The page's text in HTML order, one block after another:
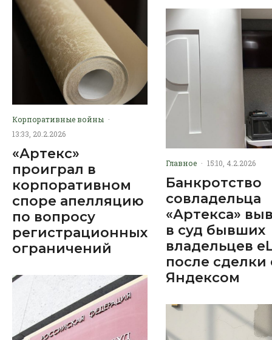
Корпоративные войны ·
13:33, 20.2.2026
«Артекс»
проиграл в
корпоративном
споре апелляцию
по вопросу
регистрационных
ограничений
Главное · 15:10, 4.2.2026
Банкротство
совладельца
«Артекса»
в суд бывших
владельцев
после сделки
Яндексом